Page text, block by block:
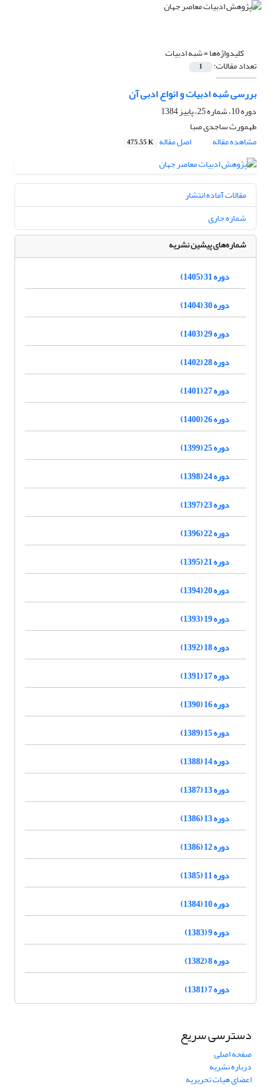
کلیدواژه‌ها =شبه ادبیات
تعداد مقالات: 1
بررسی شبه ادبیات و انواع ادبی آن
دوره 10، شماره 25، پاییز 1384
طهمورث ساجدى صبا
مشاهده مقاله
اصل مقاله 475.55 K
مقالات آماده انتشار
شماره جاری
شماره‌های پیشین نشریه
دوره 31 (1405)
دوره 30 (1404)
دوره 29 (1403)
دوره 28 (1402)
دوره 27 (1401)
دوره 26 (1400)
دوره 25 (1399)
دوره 24 (1398)
دوره 23 (1397)
دوره 22 (1396)
دوره 21 (1395)
دوره 20 (1394)
دوره 19 (1393)
دوره 18 (1392)
دوره 17 (1391)
دوره 16 (1390)
دوره 15 (1389)
دوره 14 (1388)
دوره 13 (1387)
دوره 13 (1386)
دوره 12 (1386)
دوره 11 (1385)
دوره 10 (1384)
دوره 9 (1383)
دوره 8 (1382)
دوره 7 (1381)
دسترسی سریع
صفحه اصلی
درباره نشریه
اعضای هیات تحریریه